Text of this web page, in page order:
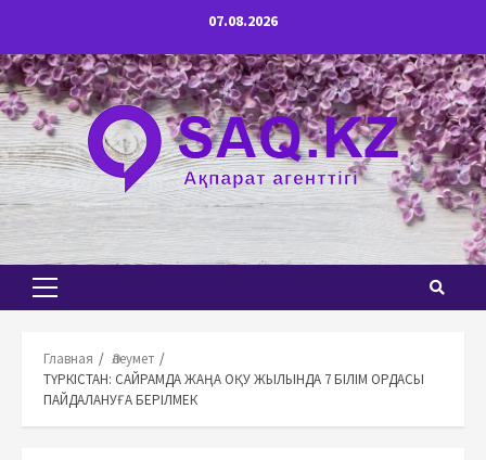
содержимому
07.08.2026
Основное
Главная
Әлеумет
ТҮРКІСТАН: САЙРАМДА ЖАҢА ОҚУ ЖЫЛЫНДА 7 БІЛІМ ОРДАСЫ
ПАЙДАЛАНУҒА БЕРІЛМЕК